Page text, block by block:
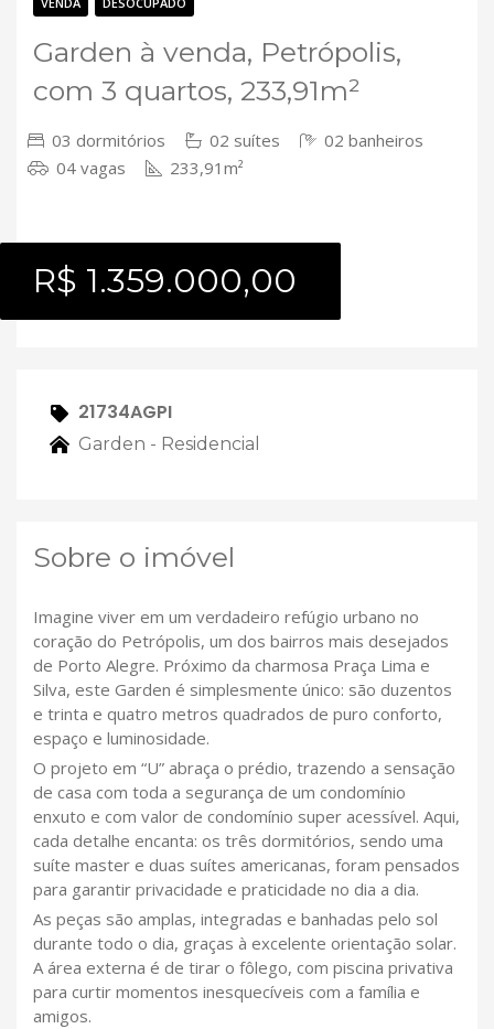
Garden à venda, Petrópolis,
com 3 quartos, 233,91m²
03 dormitórios 02 suítes
02 banheiros
04 vagas
233,91m²
R$ 1.359.000,00
21734AGPI
Garden - Residencial
Sobre o imóvel
Imagine viver em um verdadeiro refúgio urbano no
coração do Petrópolis, um dos bairros mais desejados
de Porto Alegre. Próximo da charmosa Praça Lima e
Silva, este Garden é simplesmente único: são duzentos
e trinta e quatro metros quadrados de puro conforto,
espaço e luminosidade.
O projeto em “U” abraça o prédio, trazendo a sensação
de casa com toda a segurança de um condomínio
enxuto e com valor de condomínio super acessível. Aqui,
cada detalhe encanta: os três dormitórios, sendo uma
suíte master e duas suítes americanas, foram pensados
para garantir privacidade e praticidade no dia a dia.
As peças são amplas, integradas e banhadas pelo sol
durante todo o dia, graças à excelente orientação solar.
A área externa é de tirar o fôlego, com piscina privativa
para curtir momentos inesquecíveis com a família e
amigos.